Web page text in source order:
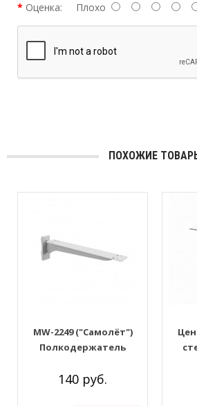
Оценка: Плохо
ПОХОЖИЕ
MW-2249 ("Самолёт")
Полкодержатель
зацепом L=250мм
140 руб.